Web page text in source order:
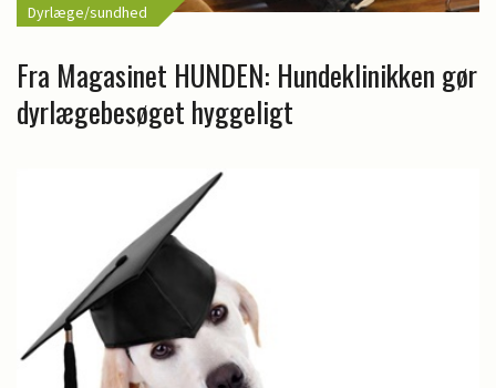
Dyrlæge/sundhed
Fra Magasinet HUNDEN: Hundeklinikken gør
dyrlægebesøget hyggeligt